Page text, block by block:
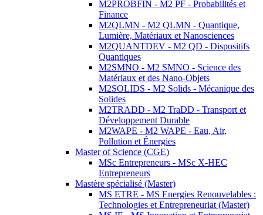
M2PROBFIN - M2 PF - Probabilités et
Finance
M2QLMN - M2 QLMN - Quantique,
Lumière, Matériaux et Nanosciences
M2QUANTDEV - M2 QD - Dispositifs
Quantiques
M2SMNO - M2 SMNO - Science des
Matériaux et des Nano-Objets
M2SOLIDS - M2 Solids - Mécanique des
Solides
M2TRADD - M2 TraDD - Transport et
Développement Durable
M2WAPE - M2 WAPE - Eau, Air,
Pollution et Énergies
Master of Science (CGE)
MSc Entrepreneurs - MSc X-HEC
Entrepreneurs
Mastère spécialisé (Master)
MS ETRE - MS Energies Renouvelables :
Technologies et Entrepreneuriat (Master)